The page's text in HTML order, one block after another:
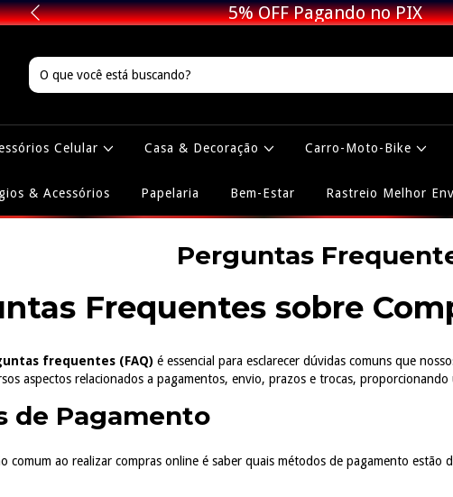
5% OFF Pagando no PIX
Celular Casa & Decoração Carro-Moto-Bike
& Acessórios Papelaria Bem-Estar Rastreio Melhor
Perguntas
Frequentes sobre
frequentes (FAQ) é essencial para esclarecer dúvidas comuns que
aspectos relacionados a pagamentos, envio, prazos e trocas,
de Pagamento
comum ao realizar compras online é saber quais métodos de pagamento estão